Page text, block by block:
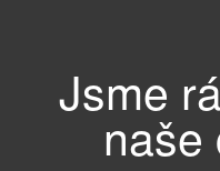
Jsme
naše